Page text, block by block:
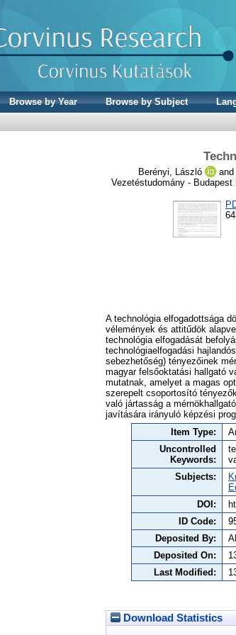
Browse by Year Browse by Subject
Berényi, László and
Vezetéstudomány -
A technológia elfogadottsága
vélemények és attitűdök
technológia elfogadását
technológiaelfogadási
sebezhetőség) tényezőinek
magyar felsőoktatási hallgató
mutatnak, amelyet a magas
szerepelt csoportosító
való jártasság a
javítására irányuló képzési
Item Type:
Uncontrolled
Keywords:
Subjects:
DOI:
ID Code:
Deposited By:
Deposited On:
Last Modified:
Download Statistics